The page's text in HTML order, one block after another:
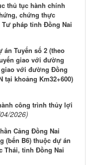
thủ tục hành chính
chứng thực
pháp tỉnh Đồng Nai
Tuyến số 2 (theo
giao với đường
giao với đường Đồng
tại khoảng Km32+600)
công trình thủy lợi
2026)
Cảng Đồng Nai
(bến B6) thuộc dự án
Thái, tỉnh Đồng Nai